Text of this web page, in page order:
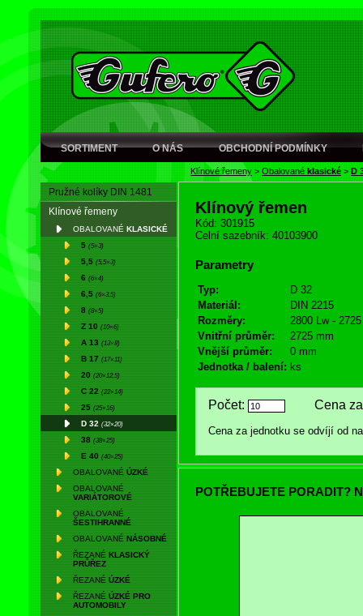
SORTIMENT O NÁS OBCHODNÍ PODMÍNKY
Klínové řemeny > Obalované klasické > D
Pružné kolíky DIN 1481
Klínové řemeny
OBALOVANÉ KLASICKÉ
5 (5×3)
5,5 (5,5×3)
6 (6×4)
6,5 (6×3,5)
8 (8×5)
Z 10 (10×6)
A 13 (13×8)
B 17 (17×11)
20 (20×12,5)
C 22 (22×14)
25 (25×16)
D 32 (32×20)
38 (38×25)
E 40 (40×25)
OBALOVANÉ ÚZKÉ
OBALOVANÉ
VARIÁTOROVÉ
OBALOVANÉ
ŠESTIHRANNÉ
OBALOVANÉ NÁSOBNÉ
ŘEZANÉ KLASICKÝ
PRŮŘEZ
ŘEZANÉ ÚZKÉ
ŘEZANÉ ÚZKÉ PRO
AUTOMOBILY
Klínový řemen
Kód: 301915
Celní sazebník: 40103900
Parametry
Typ:
D 32
Materiál:
DIN 2215
Rozměry:
2800 Lw -
Vnitřní průměr:
2725 mm
Vnější průměr:
0 mm
Jednotka / balení: ks
Počet: Cena za
Cena za jednotku se odvíjí od
POTŘEBUJETE PORADIT?